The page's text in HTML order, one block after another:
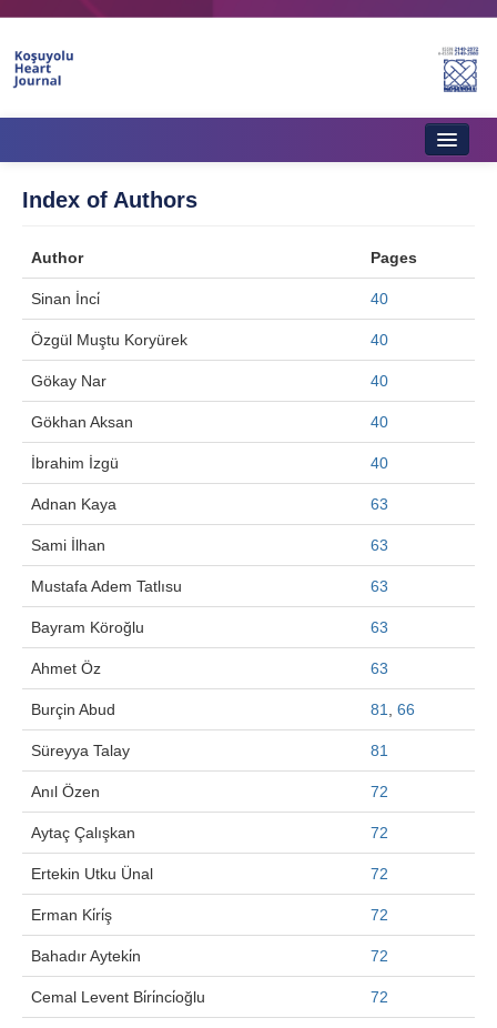
Aims & Scope
Editorial Board
Instructions to Authors
Instructions to Reviewers
Ethics & Policies
Contact Us
Index of Authors
Author Pages
Sinan İnci̇ 40
Özgül Muştu Koryürek 40
Gökay Nar 40
Gökhan Aksan 40
İbrahim İzgü 40
Adnan Kaya 63
Sami İlhan 63
Mustafa Adem Tatlısu 63
Bayram Köroğlu 63
Ahmet Öz 63
Burçin Abud 81 66
Süreyya Talay 81
Anıl Özen 72
Aytaç Çalışkan 72
Ertekin Utku Ünal 72
Erman Ki̇ri̇ş 72
Bahadır Ayteki̇n 72
Cemal Levent Bi̇ri̇nci̇oğlu 72